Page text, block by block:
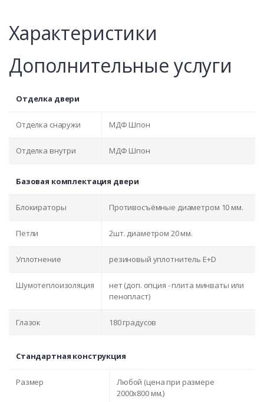
Характеристики
Дополнительные услуги
Отделка двери
Отделка снаружи МДФ Шпон
Отделка внутри МДФ Шпон
Базовая комплектация двери
Блокираторы Противосъёмные диаметром 10 мм.
Петли 2шт. диаметром 20 мм.
Уплотнение резиновый уплотнитель E+D
Шумотеплоизоляция
нет (доп. опция - плита минваты или
пенопласт)
Глазок 180 градусов
Стандартная конструкция
Размер
Любой (цена при размере
2000x800 мм.)